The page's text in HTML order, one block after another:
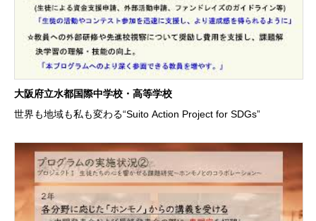
大阪府立水都国際中学校・高等学校
世界も地域も私も変わる“Suito Action Project for SDGs”